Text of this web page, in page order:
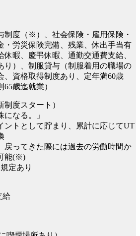
制度（※）、社会保険・雇用保険・
・労災保険完備、残業、休出手当有
休暇、慶弔休暇、通勤交通費支給、
）、制服貸与（制服着用の職場の
、資格取得制度あり、定年満60歳
65歳迄就業）
度スタート）
になる。」
ントとして貯まり、累計に応じてUT
戻ってきた際には過去の労働時間か
能(※)
定あり
給